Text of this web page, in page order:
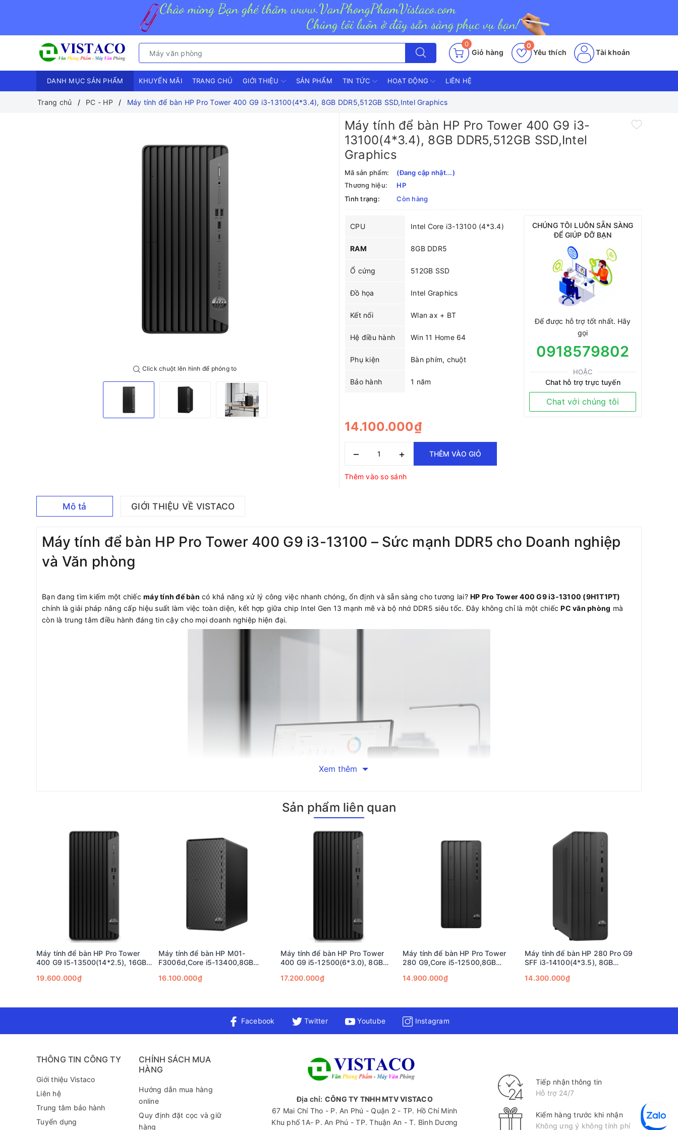
0
Giỏ hàng Yêu thích
0
Tài khoản
DANH MỤC SẢN PHẨM KHUYẾN MÃI TRANG CHỦ GIỚI THIỆU SẢN PHẨM TIN TỨC HOẠT ĐỘNG LIÊN HỆ
Trang chủ PC - HP Máy tính để bàn HP Pro Tower 400 G9 i3-13100(4*3.4), 8GB DDR5,512GB SSD,Intel Graphics
Click chuột lên hình để phóng to
Máy tính để bàn HP Pro Tower 400 G9 i3-
13100(4*3.4), 8GB DDR5,512GB SSD,Intel
Graphics
Mã sản phẩm:
(Đang cập nhật...)
Thương hiệu:
HP
Tình trạng:
Còn hàng
CPU Intel Core i3-13100 (4*3.4)
RAM 8GB DDR5
Ổ cứng 512GB SSD
Đồ họa Intel Graphics
Kết nối Wlan ax + BT
Hệ điều hành Win 11 Home 64
Phụ kiện Bàn phím, chuột
Bảo hành 1 năm
14.100.000₫
– + THÊM VÀO GIỎ
Thêm vào so sánh
CHÚNG TÔI LUÔN SẴN SÀNG
ĐỂ GIÚP ĐỠ BẠN
Để được hỗ trợ tốt nhất. Hãy
gọi
0918579802
HOẶC
Chat hỗ trợ trực tuyến
Chat với chúng tôi
Mô tả GIỚI THIỆU VỀ VISTACO
Máy tính để bàn HP Pro Tower 400 G9 i3-13100 – Sức mạnh DDR5 cho Doanh nghiệp
và Văn phòng
Bạn đang tìm kiếm một chiếc máy tính để bàn có khả năng xử lý công việc nhanh chóng, ổn định và sẵn sàng cho tương lai? HP Pro Tower 400 G9 i3-13100 (9H1T1PT)
chính là giải pháp nâng cấp hiệu suất làm việc toàn diện, kết hợp giữa chip Intel Gen 13 mạnh mẽ và bộ nhớ DDR5 siêu tốc. Đây không chỉ là một chiếcPC văn phòng mà
còn là trung tâm điều hành đáng tin cậy cho mọi doanh nghiệp hiện đại.
I. Hiệu Năng Vượt Trội Từ Nền Tảng Thế Hệ Mới
Intel Core i3-13100
thế hệ thứ 13 (Raptor Lake). Tuy là dòng i3, nhưng với kiến trúc mới, chiếc CPU này mang lại hiệu suất
đáng kinh ngạc:
Xung nhịp cơ bản3.4 GHz
(có thể tăng tốc độ Turbo cao hơn).
Lợi ích:Đảm bảo khả năng xử lý mượt mà các tác vụ đa nhiệm cơ bản và nâng cao, từ việc chạy song song nhiều ứng dụng Microsoft Office, phần mềm kế toán (Misa,
Fast), đến các công cụ quản lý dự án. Đây là chiếc
Xem thêm
Sản phẩm liên quan
Máy tính để bàn HP Pro Tower
400 G9 I5-13500(14*2.5), 16GB,
Keyboard,Mouse, Win11SL,
19.600.000₫
Máy tính để bàn HP M01-
F3006d,Core i5-13400,8GB
16.100.000₫
Máy tính để bàn HP Pro Tower
400 G9 i5-12500(6*3.0), 8GB
17.200.000₫
Máy tính để bàn HP Pro Tower
280 G9,Core i5-12500,8GB
Graphics,Wlan ac+BT,USB
14.900.000₫
Máy tính để bàn HP 280 Pro G9
SFF i3-14100(4*3.5), 8GB
14.300.000₫
Facebook Twitter Youtube Instagram
THÔNG TIN CÔNG TY
Giới thiệu Vistaco
Liên hệ
Trung tâm bảo hành
Tuyển dụng
CHÍNH SÁCH MUA
HÀNG
Hướng dẫn mua hàng
online
Quy định đặt cọc và giữ
hàng
Địa chỉ: CÔNG TY TNHH MTV VISTACO
67 Mai Chí Tho - P. An Phú - Quận 2 - TP. Hồ Chí Minh
Khu phố 1A- P. An Phú - TP. Thuận An - T. Bình Dương
Tiếp nhận thông tin
Hỗ trợ 24/7
Kiểm hàng trước khi nhận
Không ưng ý không tính phí